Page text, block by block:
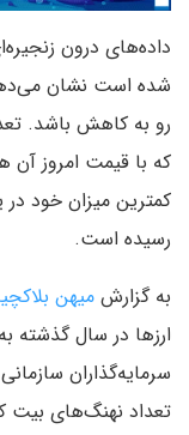
شده است نشان
رسیده است.
به گزارشمیهن
ارزها در سال گذشته
سرمایه‌گذاران
تعداد نهنگ‌های بیت